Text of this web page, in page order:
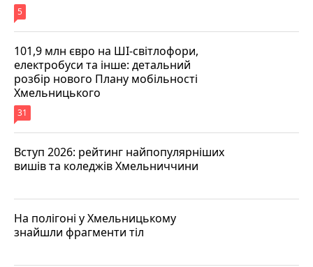
5
101,9 млн євро на ШІ-світлофори,
електробуси та інше: детальний
розбір нового Плану мобільності
Хмельницького
31
Вступ 2026: рейтинг найпопулярніших
вишів та коледжів Хмельниччини
На полігоні у Хмельницькому
знайшли фрагменти тіл